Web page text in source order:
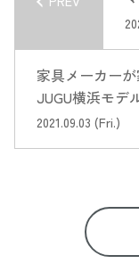
家具メーカー
JUGU横浜モデ
いました 【
2021.09.03 (Fri.)